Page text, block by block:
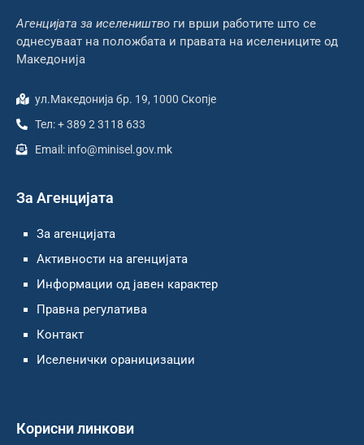
Агенцијата за иселеништво ги врши работите што се
однесуваат на положбата и правата на иселениците од
Македонија
ул.Македонија бр. 19, 1000 Скопје
Тел: + 389 2 3118 633
Email: info@minisel.gov.mk
За Агенцијата
За агенцијата
Активности на агенцијата
Информации од јавен карактер
Правна регулатива
Контакт
Иселенички ораницизации
Корисни линкови